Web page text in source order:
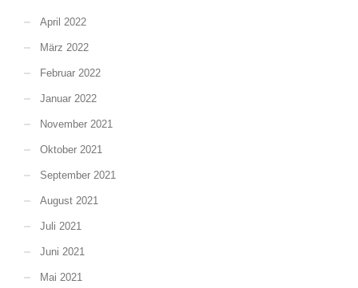
April 2022
März 2022
Februar 2022
Januar 2022
November 2021
Oktober 2021
September 2021
August 2021
Juli 2021
Juni 2021
Mai 2021